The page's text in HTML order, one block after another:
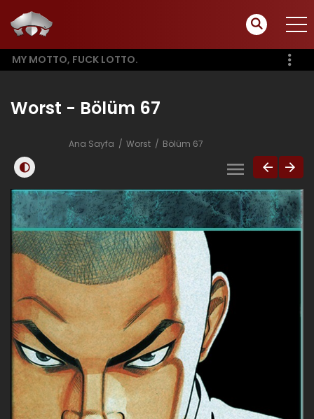
MY MOTTO, FUCK LOTTO.
Worst - Bölüm 67
Ana Sayfa Worst Bölüm 67